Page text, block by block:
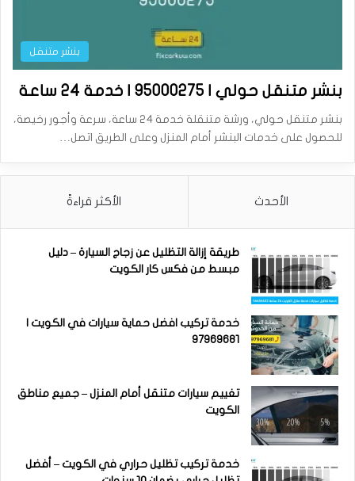
بنشر متنقل
بنشر متنقل حولي | 95000275 | خدمة 24 ساعة
بنشر متنقل حولي، ورشة متنقلة خدمة 24 ساعة، سرعة وأجور رخيصة،
للحصول على خدمات البنشر أمام المنزل وعلى الطريق اتصل…
الأحدث الأكثر قراءةً
طريقة إزالة التظليل عن زجاج السيارة – دليل
مبسط من فكس كار الكويت
خدمة تركيب افضل حماية سيارات في الكويت |
97969681
تغييم سيارات متنقل أمام المنزل – جميع مناطق
الكويت
خدمة تركيب تظليل حراري في الكويت – أفضل